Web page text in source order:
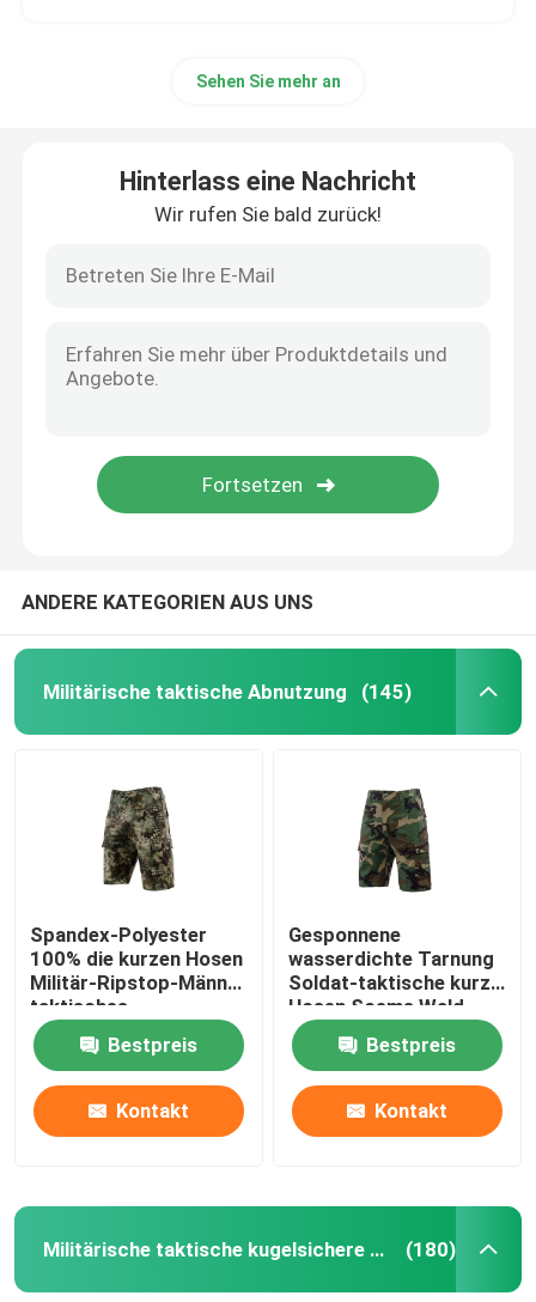
Sehen Sie mehr an
Hinterlass eine Nachricht
Wir rufen Sie bald zurück!
ANDERE KATEGORIEN AUS UNS
Militärische taktische Abnutzung (145)
Spandex-Polyester
100% die kurzen Hosen
Militär-Ripstop-Männer
taktisches
Bestpreis
Kontakt
Gesponnene
wasserdichte Tarnung
Soldat-taktische kurze
Hosen Soems Wald
Bestpreis
Kontakt
Militärische taktische kugelsichere Weste (180)